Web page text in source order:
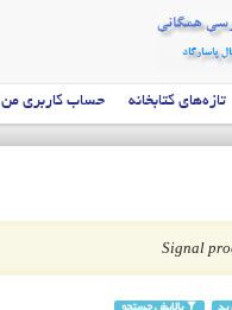
تازه‌های کتابخانه حساب کاربری من
Signal